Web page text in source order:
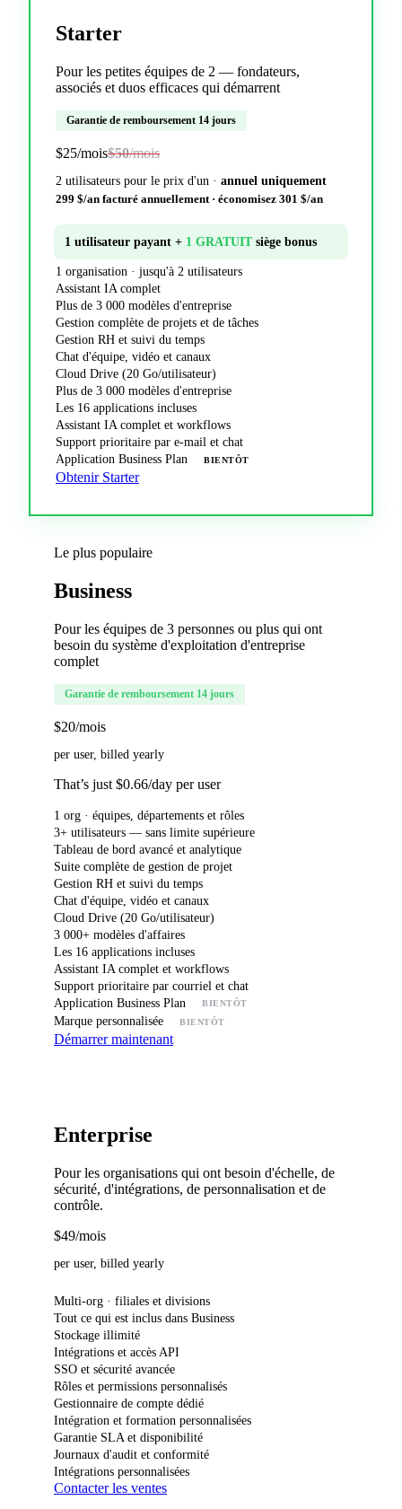
Starter
Pour les petites équipes de 2 — fondateurs,
associés et duos efficaces qui démarrent
Garantie de remboursement 14 jours
$25/mois$50/mois
2 utilisateurs pour le prix d'un · annuel uniquement
299 $/an facturé annuellement · économisez 301 $/an
1 utilisateur payant + 1 GRATUITsiège bonus
1 organisation · jusqu'à 2 utilisateurs
Assistant IA complet
Plus de 3 000 modèles d'entreprise
Gestion complète de projets et de tâches
Gestion RH et suivi du temps
Chat d'équipe, vidéo et canaux
Cloud Drive (20 Go/utilisateur)
Plus de 3 000 modèles d'entreprise
Les 16 applications incluses
Assistant IA complet et workflows
Support prioritaire par e-mail et chat
Application Business Plan
BIENTÔT
Obtenir Starter
Le plus populaire
Business
Pour les équipes de 3 personnes ou plus qui ont
besoin du système d'exploitation d'entreprise
complet
Garantie de remboursement 14 jours
$20/mois
per user, billed yearly
That’s just $0.66/day per user
1 org · équipes, départements et rôles
3+ utilisateurs — sans limite supérieure
Tableau de bord avancé et analytique
Suite complète de gestion de projet
Gestion RH et suivi du temps
Chat d'équipe, vidéo et canaux
Cloud Drive (20 Go/utilisateur)
3 000+ modèles d'affaires
Les 16 applications incluses
Assistant IA complet et workflows
Support prioritaire par courriel et chat
Application Business Plan
BIENTÔT
Marque personnalisée BIENTÔT
Démarrer maintenant
Enterprise
Pour les organisations qui ont besoin d'échelle, de
sécurité, d'intégrations, de personnalisation et de
contrôle.
$49/mois
per user, billed yearly
Multi-org · filiales et divisions
Tout ce qui est inclus dans Business
Stockage illimité
Intégrations et accès API
SSO et sécurité avancée
Rôles et permissions personnalisés
Gestionnaire de compte dédié
Intégration et formation personnalisées
Garantie SLA et disponibilité
Journaux d'audit et conformité
Intégrations personnalisées
Contacter les ventes